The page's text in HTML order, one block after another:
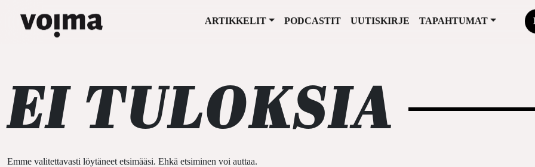
Päävalikko
ARTIKKELIT PODCASTIT UUTISKIRJE TAPAHTUMAT
EI TULOKSIA
Emme valitettavasti löytäneet etsimääsi. Ehkä etsiminen voi auttaa.